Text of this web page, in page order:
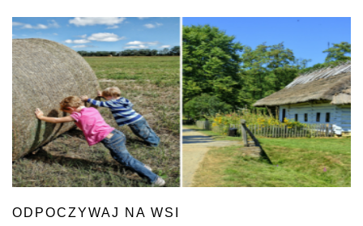
ODPOCZYWAJ NA WSI